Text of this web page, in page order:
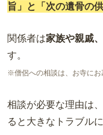
旨」と「次の遺骨の供
関係者は家族や親戚
す。
※僧侶への相談は、お寺にお
相談が必要な理由は
ると大きなトラブル